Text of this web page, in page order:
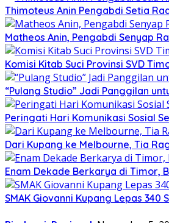
Thimoteus Anin Pengabdi Setia
Matheos Anin, Pengabdi Senyap
Komisi Kitab Suci Provinsi SVD
“Pulang Studio” Jadi Panggilan
Peringati Hari Komunikasi Sosial
Dari Kupang ke Melbourne, Tia
Enam Dekade Berkarya di Timor,
SMAK Giovanni Kupang Lepas